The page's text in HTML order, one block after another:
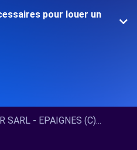
pour louer un
SARL - EPAIGNES (C)...